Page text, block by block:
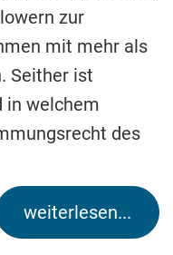
zur
mit mehr als
Seither ist
in welchem
des
weiterlesen...